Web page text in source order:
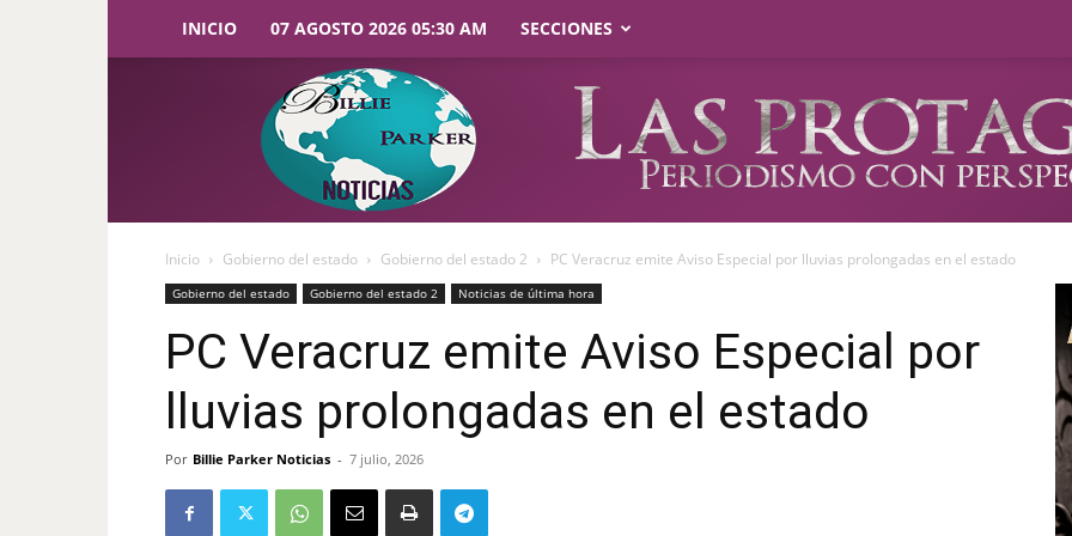
INICIO 07 AGOSTO 2026 05:30 AM SECCIONES
Parker
Noticias
Inicio Gobierno del estado Gobierno del estado 2 PC Veracruz emite Aviso Especial por lluvias prolongadas en el estado
Gobierno del estado Gobierno del estado 2 Noticias de última hora
PC Veracruz emite Aviso Especial por
lluvias prolongadas en el estado
Por Billie Parker Noticias - 7 julio, 2026